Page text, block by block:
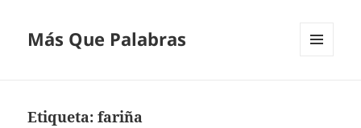
Más Que Palabras
Etiqueta:fariña